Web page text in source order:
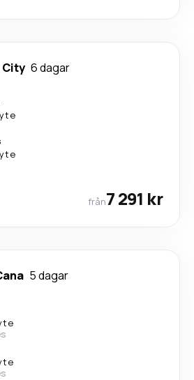
City 6 dagar
från7 291 kr
5 dagar